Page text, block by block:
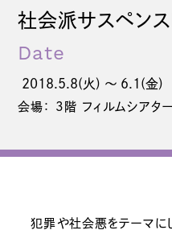
社会派サスペン
Date
2018.5.8(火) 〜 6.1(金)
会場： 3階 フィルムシアター
犯罪や社会悪をテーマに